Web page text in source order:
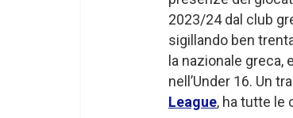
2023/24 dal club
sigillando ben
la nazionale
nell’Under 16. Un
League, ha tutte le